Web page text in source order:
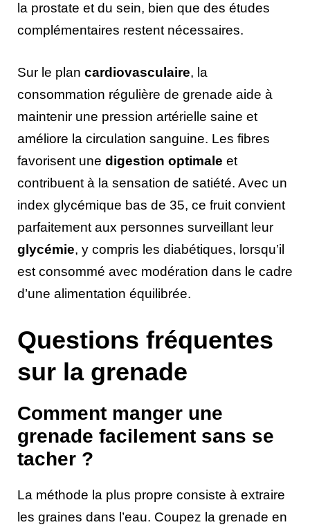
la prostate et du sein, bien que des études
complémentaires restent nécessaires.
Sur le plan cardiovasculaire, la
consommation régulière de grenade aide à
maintenir une pression artérielle saine et
améliore la circulation sanguine. Les fibres
favorisent une digestion optimale et
contribuent à la sensation de satiété. Avec un
index glycémique bas de 35, ce fruit convient
parfaitement aux personnes surveillant leur
glycémie, y compris les diabétiques, lorsqu’il
est consommé avec modération dans le cadre
d’une alimentation équilibrée.
Questions fréquentes
sur la grenade
Comment manger une
grenade facilement sans se
tacher ?
La méthode la plus propre consiste à extraire
les graines dans l’eau. Coupez la grenade en